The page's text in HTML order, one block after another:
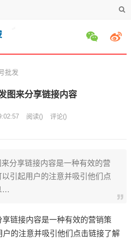
批发
图来分享链接内容
阅读() 评论()
分享链接内容是一种有效的营
引起用户的注意并吸引他们点
…
链接内容是一种有效的营销策
户的注意并吸引他们点击链接了解